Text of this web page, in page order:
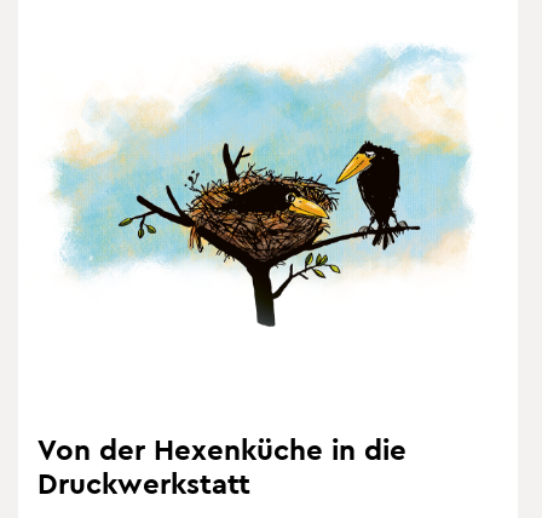
Von der He­xen­kü­che in die
Druck­werk­statt